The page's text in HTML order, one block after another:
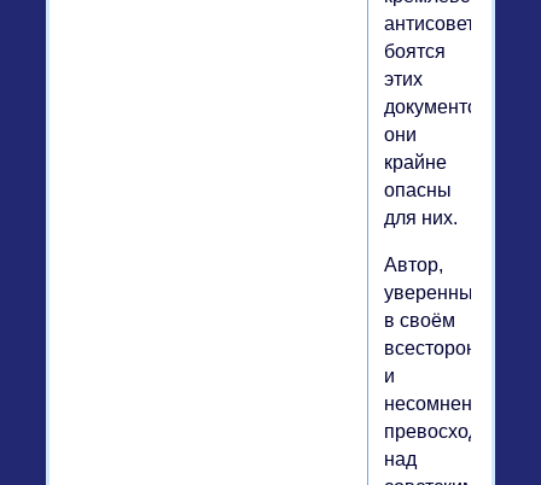
антисоветчики
боятся
этих
документов,
они
крайне
опасны
для них.
Автор,
уверенный
в своём
всестороннем
и
несомненном
превосходстве
над